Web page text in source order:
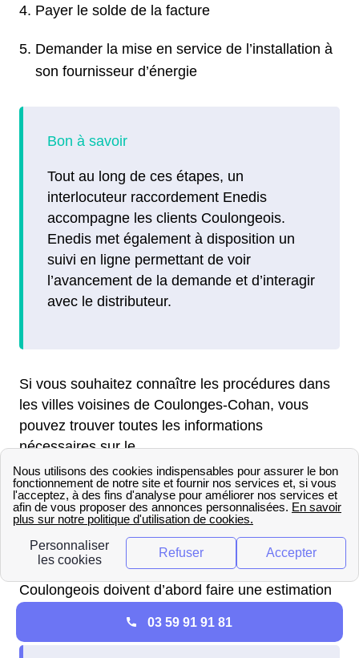
Payer le solde de la facture
Demander la mise en service de l’installation à
son fournisseur d’énergie
Tout au long de ces étapes, un
interlocuteur raccordement Enedis
accompagne les clients Coulongeois.
Enedis met également à disposition un
suivi en ligne permettant de voir
l’avancement de la demande et d’interagir
avec le distributeur.
Si vous souhaitez connaître les procédures dans
les villes voisines de Coulonges-Cohan, vous
pouvez trouver toutes les informations
nécessaires sur le .
Le montant d'un raccordement
EDF à Coulonges-Cohan
Pour connaître le prix d’un raccordement EDF à
Coulonges-Cohan (2130), les Coulongeoises et
Coulongeois doivent d’abord faire une estimation
03 59 91 91 81